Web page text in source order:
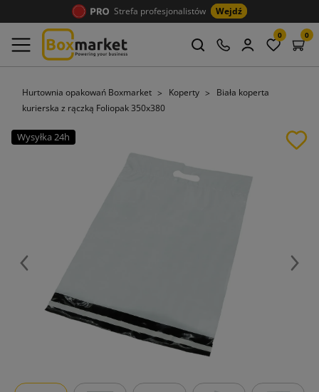
Strefa profesjonalistów Wejdź
0 0
Hurtownia opakowań Boxmarket Koperty
Biała koperta
kurierska z rączką Foliopak 350x380
Wysyłka 24h
Poprzedni